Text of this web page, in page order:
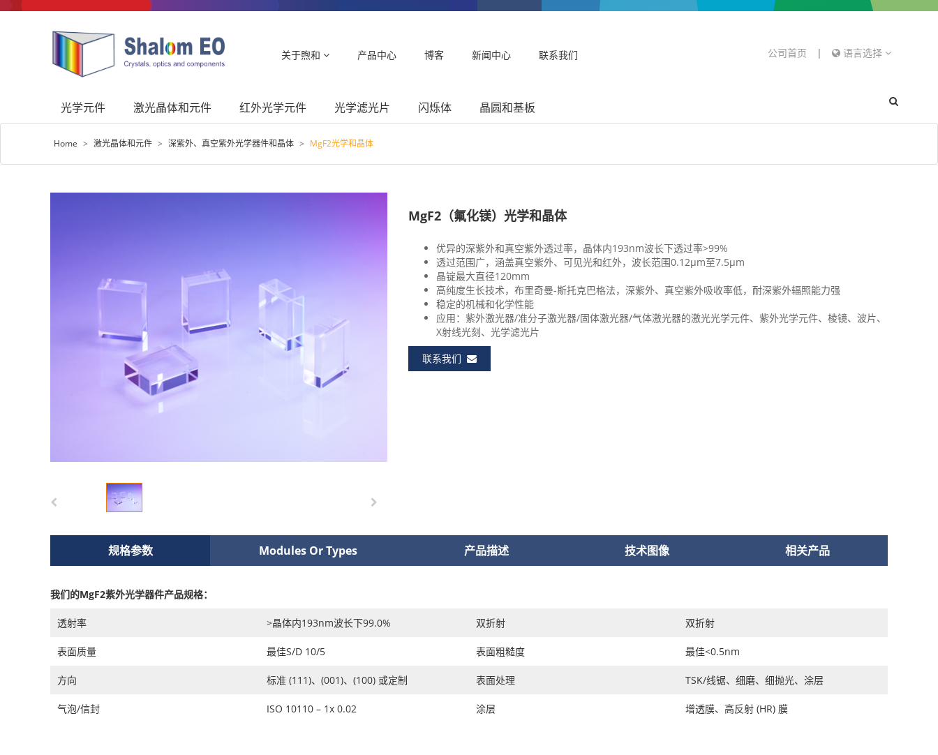
关于煦和 产品中心 博客 新闻中心 联系我们 公司首页 | 语言选择
光学元件 激光晶体和元件 红外光学元件 光学滤光片 闪烁体 晶圆和基板
Home > 激光晶体和元件 > 深紫外、真空紫外光学器件和晶体 > MgF2光学和晶体
MgF2（氟化镁）光学和晶体
优异的深紫外和真空紫外透过率，晶体内193nm波长下透过率>99%
透过范围广，涵盖真空紫外、可见光和红外，波长范围0.12μm至7.5μm
晶锭最大直径120mm
高纯度生长技术，布里奇曼-斯托克巴格法，深紫外、真空紫外吸收率低，耐深紫外辐照能力强
稳定的机械和化学性能
应用：紫外激光器/准分子激光器/固体激光器/气体激光器的激光光学元件、紫外光学元件、棱镜、波片、
X射线光刻、光学滤光片
联系我们
规格参数 Modules Or Types 产品描述 技术图像 相关产品
我们的MgF2紫外光学器件产品规格：
透射率 >晶体内193nm波长下99.0% 双折射 双折射
表面质量 最佳S/D 10/5 表面粗糙度 最佳<0.5nm
方向 标准 (111)、(001)、(100) 或定制 表面处理 TSK/线锯、细磨、细抛光、涂层
气泡/信封 ISO 10110 – 1x 0.02 涂层 增透膜、高反射 (HR) 膜